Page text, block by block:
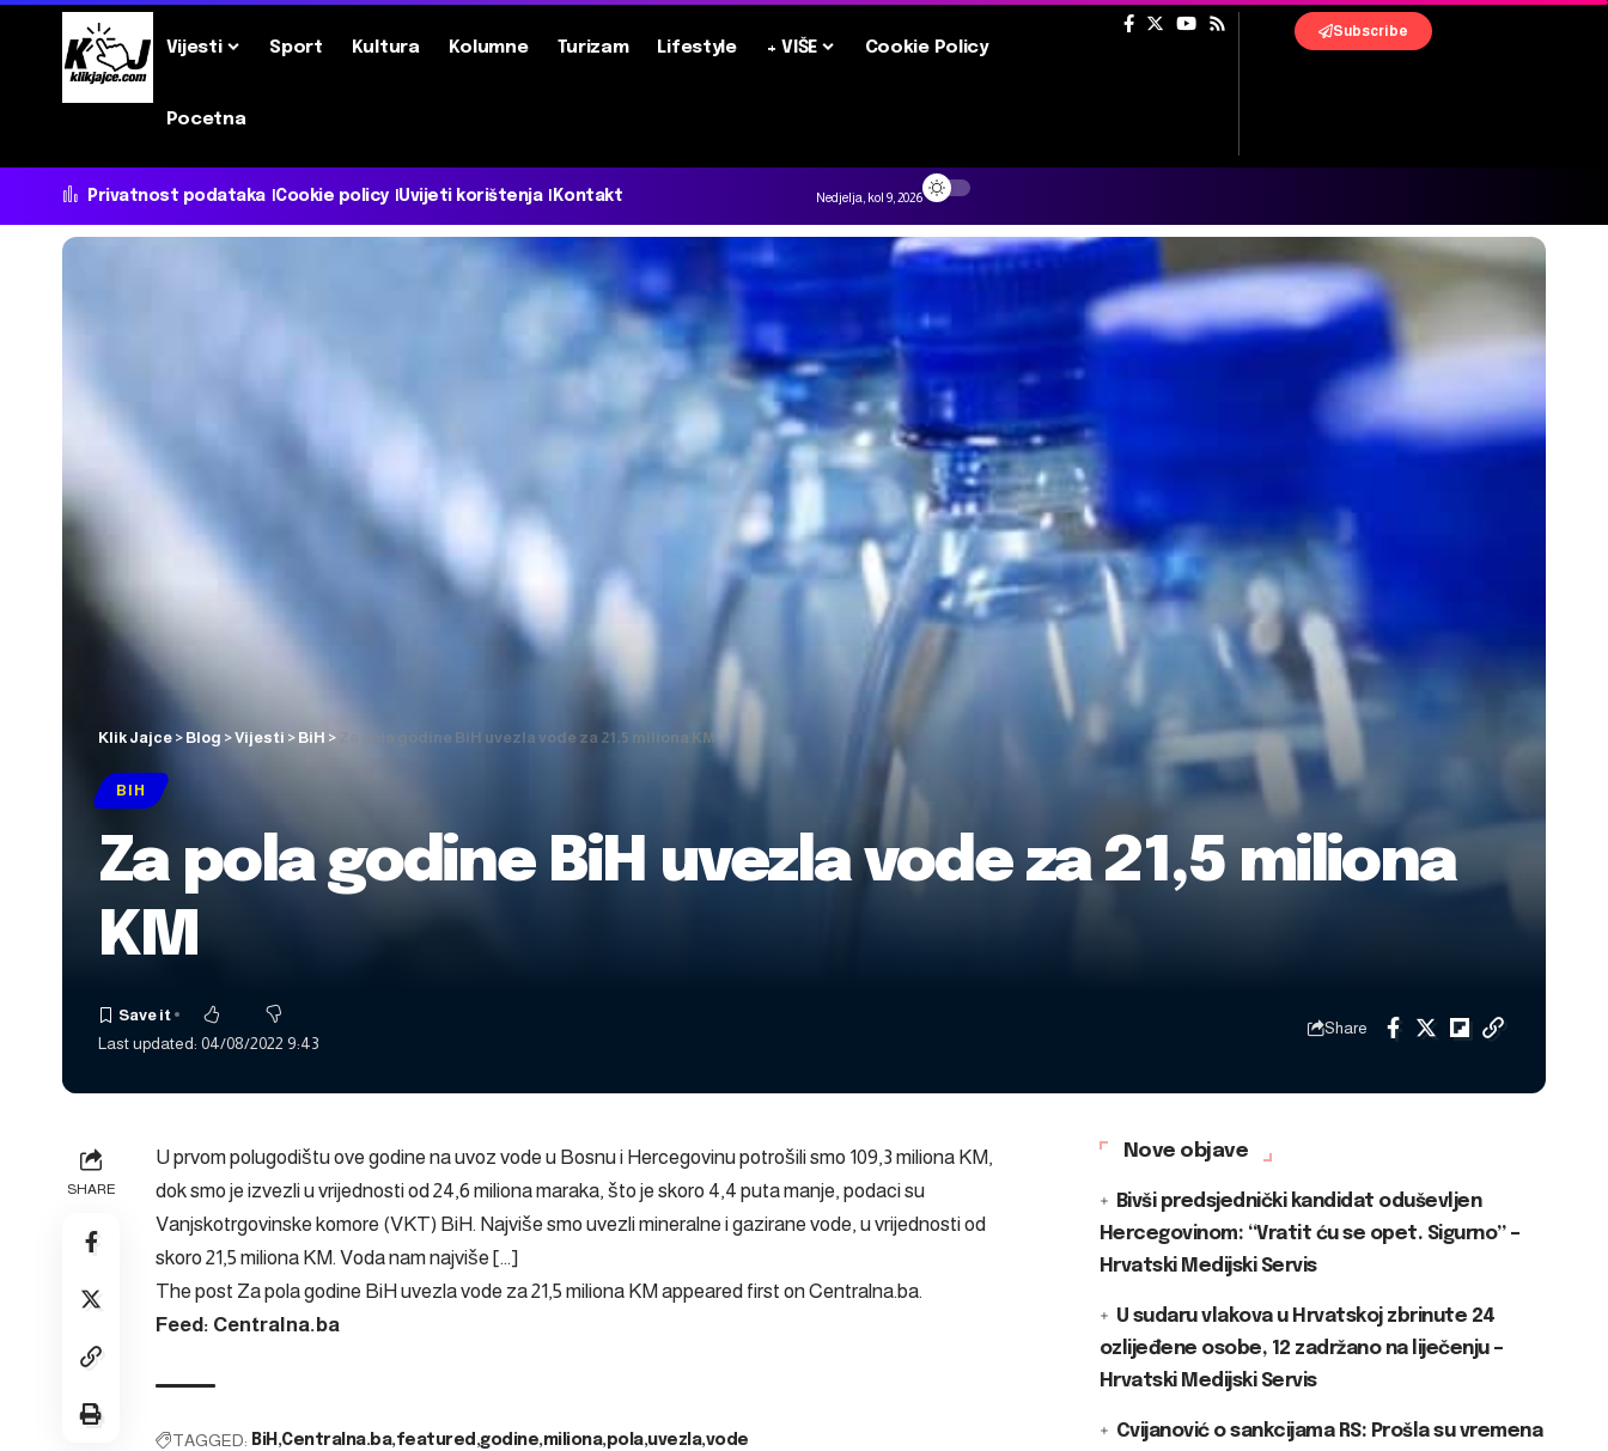
Vijesti Sport Kultura Kolumne Turizam Lifestyle + VIŠE Cookie Policy
Pocetna
Subscribe
Privatnost podataka Cookie policy Uvijeti korištenja Kontakt Nedjelja, kol 9, 2026
Klik Jajce > Blog >Vijesti > BiH > Za pola godine BiH uvezla vode za 21,5 miliona KM
BIH
Za pola godine BiH uvezla vode za 21,5 miliona
KM
Last updated: 04/08/2022 9:43
Share
SHARE
U prvom polugodištu ove godine na uvoz vode u Bosnu i Hercegovinu potrošili smo 109,3 miliona KM,
dok smo je izvezli u vrijednosti od 24,6 miliona maraka, što je skoro 4,4 puta manje, podaci su
Vanjskotrgovinske komore (VKT) BiH. Najviše smo uvezli mineralne i gazirane vode, u vrijednosti od
skoro 21,5 miliona KM. Voda nam najviše […]
The post Za pola godine BiH uvezla vode za 21,5 miliona KMappeared first onCentralna.ba.
Feed: Centralna.ba
TAGGED: BiH Centralna.ba featured godine miliona pola uvezla vode
Nove objave
Bivši predsjednički kandidat oduševljen
Hercegovinom: “Vratit ću se opet. Sigurno” –
Hrvatski Medijski Servis
U sudaru vlakova u Hrvatskoj zbrinute 24
ozlijeđene osobe, 12 zadržano na liječenju –
Hrvatski Medijski Servis
Cvijanović o sankcijama RS: Prošla su vremena